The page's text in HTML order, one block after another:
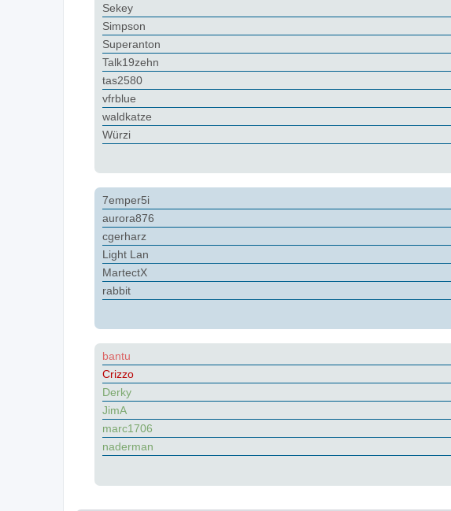
Sekey
Simpson
Superanton
Talk19zehn
tas2580
vfrblue
waldkatze
Würzi
7emper5i
aurora876
cgerharz
Light Lan
MartectX
rabbit
bantu
Crizzo
Derky
JimA
marc1706
naderman